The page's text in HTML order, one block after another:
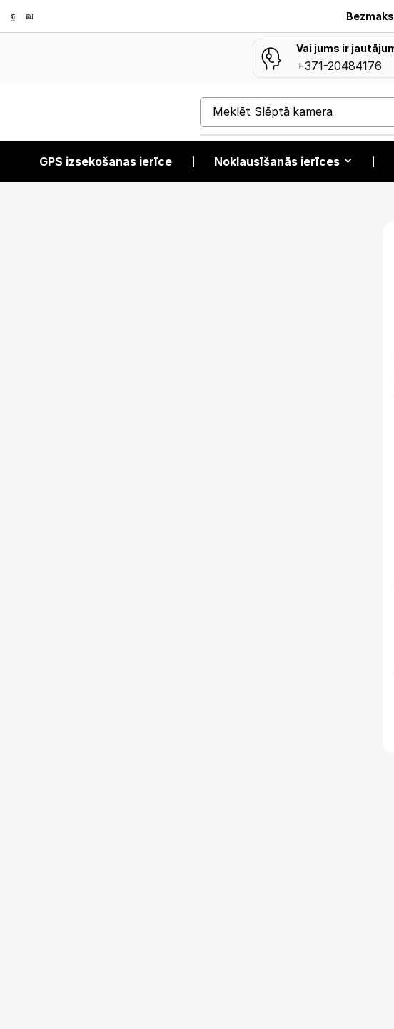
Vai jums ir
+371-20484176
Meklēt Slēptā kamera
GPS izsekošanas ierīce ❘ Noklausīšanās ierīces ❘